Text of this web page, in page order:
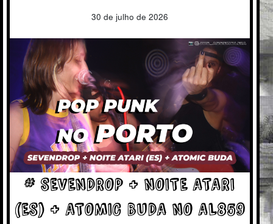
30 de julho de 2026
# SEVENDROP + NOITE ATARI
(ES) + ATOMIC BUDA NO AL859